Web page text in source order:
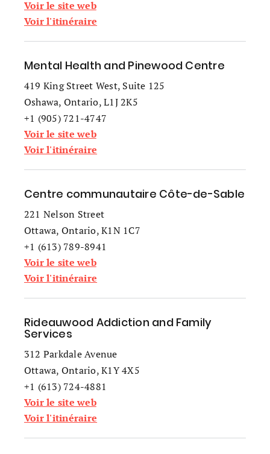
Voir le site web
Voir l'itinéraire
Mental Health and Pinewood Centre
419 King Street West, Suite 125
Oshawa, Ontario, L1J 2K5
+1 (905) 721-4747
Voir le site web
Voir l'itinéraire
Centre communautaire Côte-de-Sable
221 Nelson Street
Ottawa, Ontario, K1N 1C7
+1 (613) 789-8941
Voir le site web
Voir l'itinéraire
Rideauwood Addiction and Family
Services
312 Parkdale Avenue
Ottawa, Ontario, K1Y 4X5
+1 (613) 724-4881
Voir le site web
Voir l'itinéraire